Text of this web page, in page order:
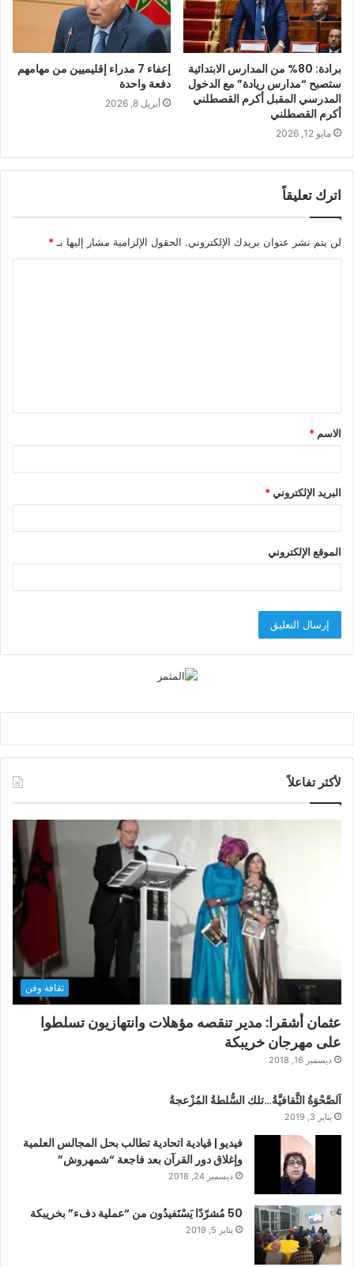
برادة: 80% من المدارس الابتدائية
ستصبح “مدارس ريادة” مع الدخول
المدرسي المقبل أكرم القصطلني
أكرم القصطلني
مايو 12, 2026
إعفاء 7 مدراء إقليميين من مهامهم
دفعة واحدة
أبريل 8, 2026
اترك تعليقاً
لن يتم نشر عنوان بريدك الإلكتروني. الحقول الإلزامية مشار إليها بـ *
ق
*
الاسم *
البريد الإلكتروني*
الموقع الإلكتروني
لأكثر تفاعلاً
ثقافة وفن
عثمان أشقرا: مدير تنقصه مؤهلات وانتهازيون تسلطوا
على مهرجان خريبكة
ديسمبر 16, 2018
اَلصَّحْوَةُ الثَّقافيَّةُ…تلك السُّلطةُ المُزْعجةُ
يناير 3, 2019
فيديو | قيادية اتحادية تطالب بحل المجالس العلمية
وإغلاق دور القرآن بعد فاجعة “شمهروش”
ديسمبر 24, 2018
50 مُشرّدًا يَسْتَفيدُون من “عملية دفء” بخريبكة
يناير 5, 2019